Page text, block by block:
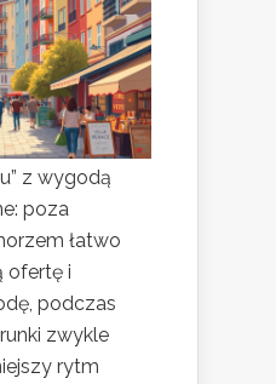
z wygodą
poza
łatwo
ofertę i
podczas
zwykle
rytm